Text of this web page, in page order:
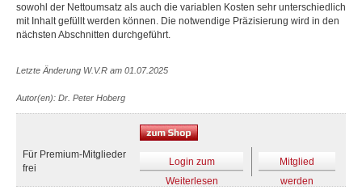
sowohl der Nettoumsatz als auch die variablen Kosten sehr unterschiedlich
mit Inhalt gefüllt werden können. Die notwendige Präzisierung wird in den
nächsten Abschnitten durchgeführt.
Letzte Änderung W.V.R am 01.07.2025
Autor(en): Dr. Peter Hoberg
Für Premium-Mitglieder
frei
Login zum
Weiterlesen
Mitglied
werden